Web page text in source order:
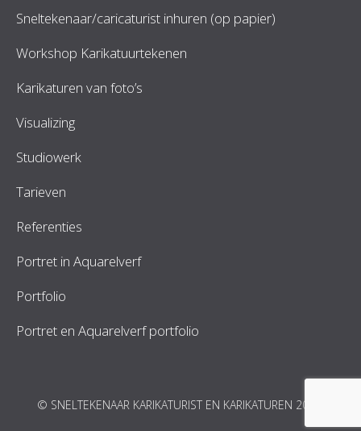
Sneltekenaar/caricaturist inhuren (op papier)
Workshop Karikatuurtekenen
Karikaturen van foto’s
Visualizing
Studiowerk
Tarieven
Referenties
Portret in Aquarelverf
Portfolio
Portret en Aquarelverf portfolio
© SNELTEKENAAR KARIKATURIST EN KARIKATUREN 2026.